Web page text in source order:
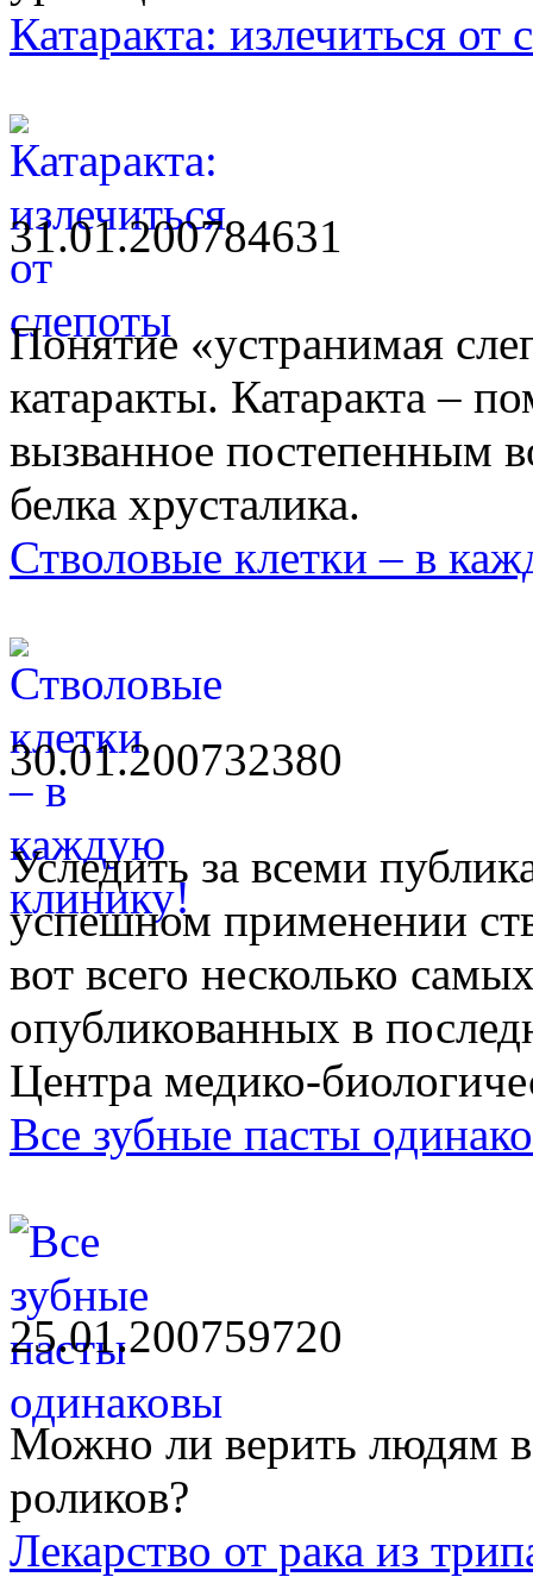
Катаракта: излечиться от
31.01.200784631
Понятие «устранимая
катаракты. Катаракта –
вызванное постепенным
белка хрусталика.
Стволовые клетки – в
30.01.200732380
Уследить за всеми
успешном применении
вот всего несколько
опубликованных в
Центра медико-
Все зубные пасты
25.01.200759720
Можно ли верить людям
роликов?
Лекарство от рака из